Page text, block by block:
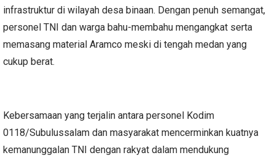
infrastruktur di wilayah desa binaan. Dengan penuh semangat,
personel TNI dan warga bahu-membahu mengangkat serta
memasang material Aramco meski di tengah medan yang
cukup berat.
Kebersamaan yang terjalin antara personel Kodim
0118/Subulussalam dan masyarakat mencerminkan kuatnya
kemanunggalan TNI dengan rakyat dalam mendukung